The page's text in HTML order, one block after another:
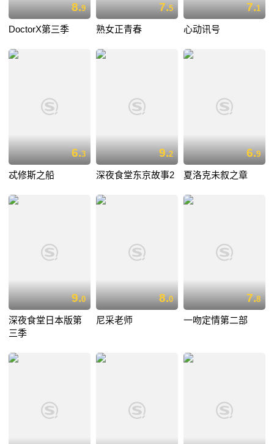
8.9
DoctorX第三季
7.5
熟女正青春
7.1
心动讯号
6.3
忒修斯之船
9.2
深夜食堂东京故事2
6.9
夏洛克未叙之章
9.0
深夜食堂日本版第
三季
8.0
尼采老师
7.8
一吻定情第二部